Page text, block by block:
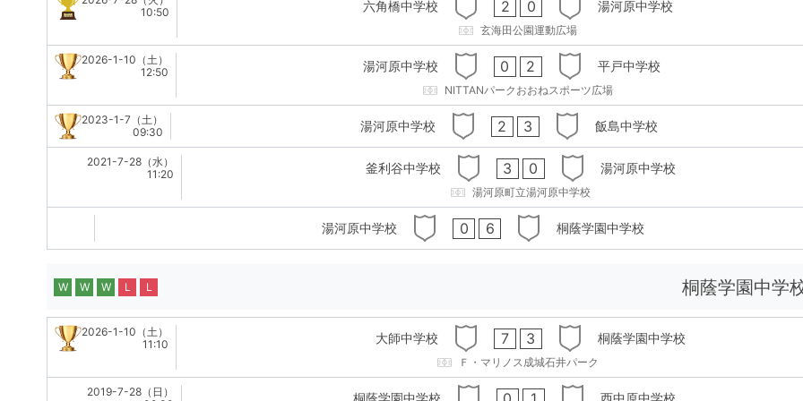
10:50
六角橋中学校 2 0 湯河原中学校
玄海田公園運動広場
2026-1-10（土）
12:50
湯河原中学校 0 2 平戸中学校
NITTANパークおおねスポーツ広場
2023-1-7（土）
09:30
湯河原中学校 2 3 飯島中学校
2021-7-28（水）
11:20
釜利谷中学校 3 0 湯河原中学校
湯河原町立湯河原中学校
湯河原中学校 0 6 桐蔭学園中学校
桐蔭学園中学
W W W L L
2026-1-10（土）
11:10
大師中学校 7 3 桐蔭学園中学校
Ｆ・マリノス成城石井パーク
2019-7-28（日）
桐蔭学園中学校 西中原中学校